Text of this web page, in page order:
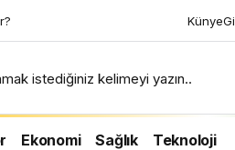
Künye
istediğiniz kelimeyi yazın..
Ekonomi Sağlık Teknoloji